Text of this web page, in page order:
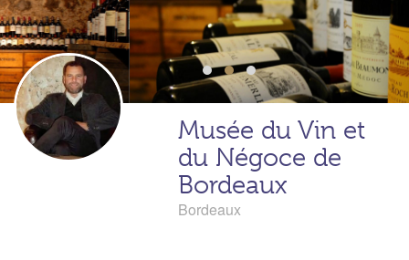
Musée du Vin et
du Négoce de
Bordeaux
Bordeaux